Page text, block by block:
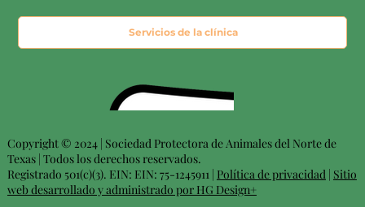
Servicios de la clínica
Copyright © 2024 | Sociedad Protectora de Animales del Norte de
Texas | Todos los derechos reservados.
Registrado 501(c)(3). EIN: EIN: 75-1245911 | Política de privacidad| Sitio
web desarrollado y administrado por HG Design+